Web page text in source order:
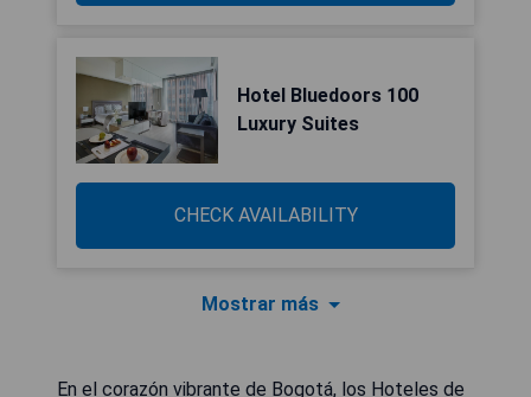
Hotel Bluedoors 100
Luxury Suites
CHECK AVAILABILITY
Mostrar más
En el corazón vibrante de Bogotá, los Hoteles de